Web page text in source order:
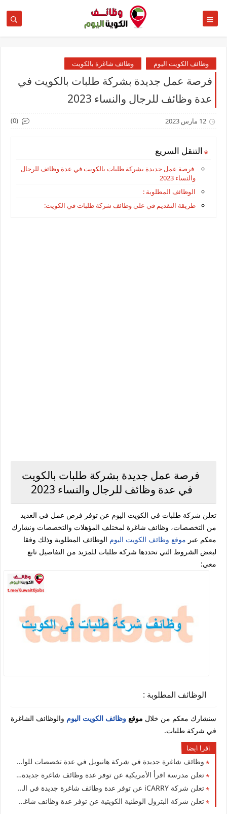
وظائف الكويت اليوم وظائف شاغرة بالكويت
فرصة عمل جديدة بشركة طلبات بالكويت في
عدة وظائف للرجال والنساء 2023
12 مارس 2023 (0)
التنقل السريع
فرصة عمل جديدة بشركة طلبات بالكويت في عدة وظائف للرجال
والنساء 2023
الوظائف المطلوبة :
طريقة التقديم في علي وظائف شركة طلبات في الكويت:
فرصة عمل جديدة بشركة طلبات بالكويت
في عدة وظائف للرجال والنساء 2023
تعلن شركة طلبات في الكويت اليوم عن توفر فرص عمل في العديد
من التخصصات، وظائف شاغرة لمختلف المؤهلات والتخصصات ونشارك
معكم عبر موقع وظائف الكويت اليوم الوظائف المطلوبة وذلك وفقا
لبعض الشروط التي تحددها شركة طلبات للمزيد من التفاصيل تابع
معي:
الوظائف المطلوبة :
سنشارك معكم من خلال موقع وظائف الكويت اليوم والوظائف الشاغرة
في شركة طلبات.
اقرا ايضا
وظائف شاغرة جديدة في شركة هانيويل في عدة تخصصات للوافدين والمقيمين والأجانب في الكويت لعام 2026
تعلن مدرسة اقرأ الأمريكية عن توفر عدة وظائف شاغرة جديدة في العديد من التخصصات في الكويت
تعلن شركة iCARRY عن توفر عدة وظائف شاغرة جديدة في العديد من التخصصات للوافدين والمقيمين في الكويت
تعلن شركة البترول الوطنية الكويتية عن توفر عدة وظائف شاغرة جديدة في مختلف التخصصات للجنسيين في الكويت